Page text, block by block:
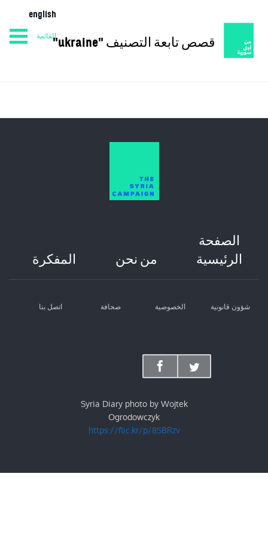
الصفحة الرئيسية المفكرة من نحن
english
القائمة قصص تابعة التصنيف "ukraine"
الصفحة
الرئيسية
من نحن المفكرة
شؤون قانونية الخصوصية صحافة اتصل بنا
Syria Diary photo by Wojtek
Ogrodowczyk
https://flic.kr/p/8SBRzv